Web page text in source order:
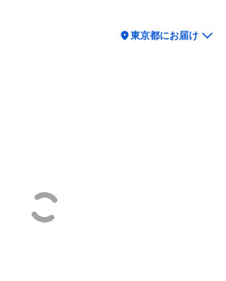
location_on東京都にお届け